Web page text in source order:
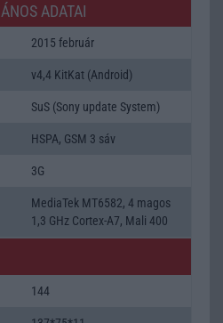
ADATAI
2015 február
v4,4 KitKat (Android)
SuS (Sony update System)
HSPA, GSM 3 sáv
3G
MediaTek MT6582, 4 magos
1,3 GHz Cortex-A7, Mali 400
144